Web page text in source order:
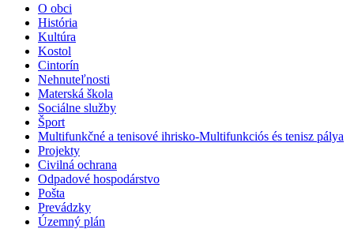
O obci
História
Kultúra
Kostol
Cintorín
Nehnuteľnosti
Materská škola
Sociálne služby
Šport
Multifunkčné a tenisové ihrisko-Multifunkciós és tenisz pálya
Projekty
Civilná ochrana
Odpadové hospodárstvo
Pošta
Prevádzky
Územný plán